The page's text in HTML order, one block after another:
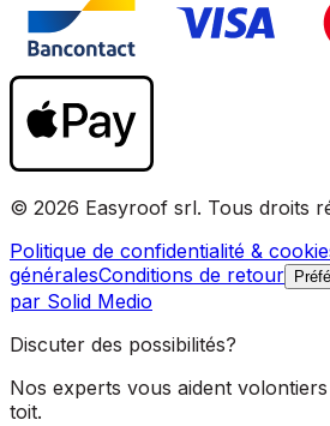
© 2026 Easyroof srl. Tous droits
Politique de confidentialité &
généralesConditions de retour
par Solid Medio
Discuter des possibilités?
Nos experts vous aident
toit.